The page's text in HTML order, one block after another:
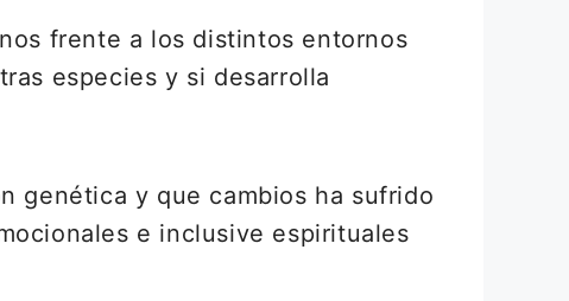
frente a los distintos entornos
especies y si desarrolla
genética y que cambios ha sufrido
e inclusive espirituales